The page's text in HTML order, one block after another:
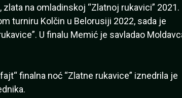
na omladinskoj “Zlatnoj rukavici” 2021.
turniru Kolčin u Belorusiji 2022, sada je
U finalu Memić je savladao
finalna noć “Zlatne rukavice” iznedrila je